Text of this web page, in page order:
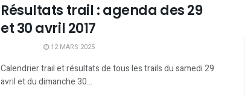
Résultats trail : agenda des 29
et 30 avril 2017
12 MARS 2025
Calendrier trail et résultats de tous les trails du samedi 29
avril et du dimanche 30...